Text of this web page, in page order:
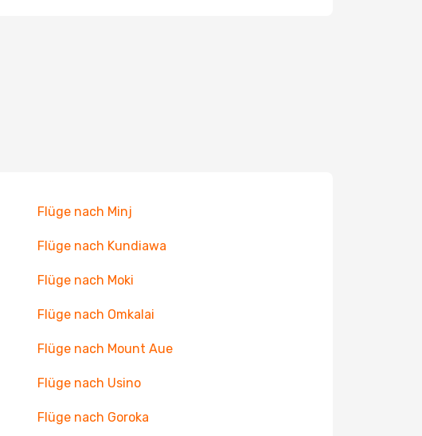
Flüge nach Minj
Flüge nach Kundiawa
Flüge nach Moki
Flüge nach Omkalai
Flüge nach Mount Aue
Flüge nach Usino
Flüge nach Goroka